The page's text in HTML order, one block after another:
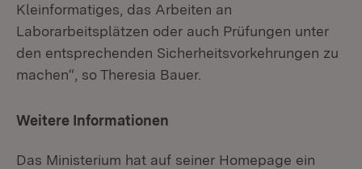
Kleinformatiges, das Arbeiten an
Laborarbeitsplätzen oder auch Prüfungen unter
den entsprechenden Sicherheitsvorkehrungen zu
machen“, so Theresia Bauer.
Weitere Informationen
Das Ministerium hat auf seiner Homepage ein